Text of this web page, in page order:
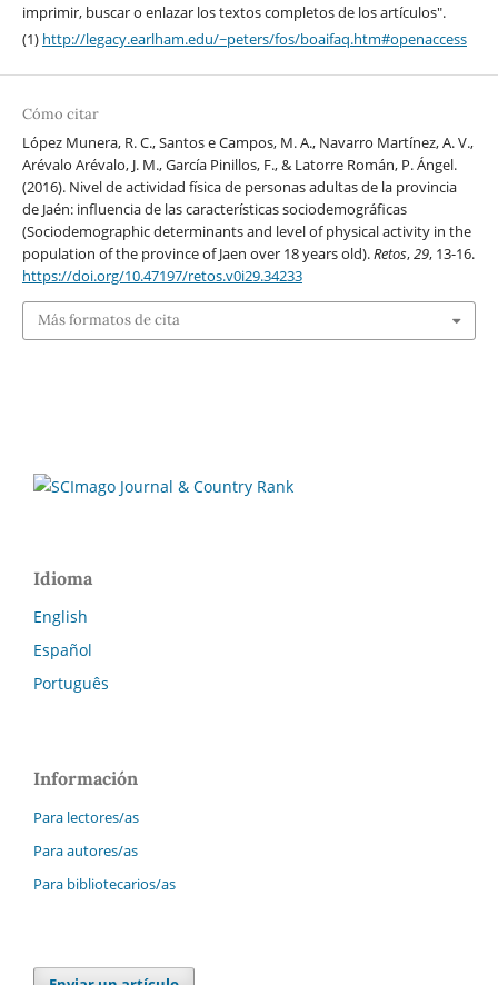
imprimir, buscar o enlazar los textos completos de los artículos".
(1) http://legacy.earlham.edu/~peters/fos/boaifaq.htm#openaccess
Cómo citar
López Munera, R. C., Santos e Campos, M. A., Navarro Martínez, A. V.,
Arévalo Arévalo, J. M., García Pinillos, F., & Latorre Román, P. Ángel.
(2016). Nivel de actividad física de personas adultas de la provincia
de Jaén: influencia de las características sociodemográficas
(Sociodemographic determinants and level of physical activity in the
population of the province of Jaen over 18 years old).Retos,29, 13-16.
https://doi.org/10.47197/retos.v0i29.34233
Más formatos de cita
Idioma
English
Español
Português
Información
Para lectores/as
Para autores/as
Para bibliotecarios/as